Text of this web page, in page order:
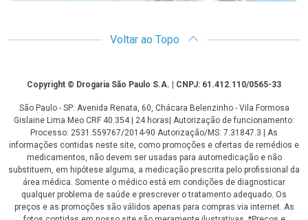
Voltar ao Topo
CopyrightCopyright © Drogaria São Paulo S.A. | CNPJ: 61.412.110/0565-33
São Paulo - SP: Avenida Renata, 60, Chácara Belenzinho - Vila Formosa
Gislaine Lima Meo CRF 40.354 | 24 horas| Autorização de funcionamento:
Processo: 2531.559767/2014-90 Autorização/MS: 7.31847.3 | As
informações contidas neste site, como promoções e ofertas de remédios e
medicamentos, não devem ser usadas para automedicação e não
substituem, em hipótese alguma, a medicação prescrita pelo profissional da
área médica. Somente o médico está em condições de diagnosticar
qualquer problema de saúde e prescrever o tratamento adequado. Os
preços e as promoções são válidos apenas para compras via internet. As